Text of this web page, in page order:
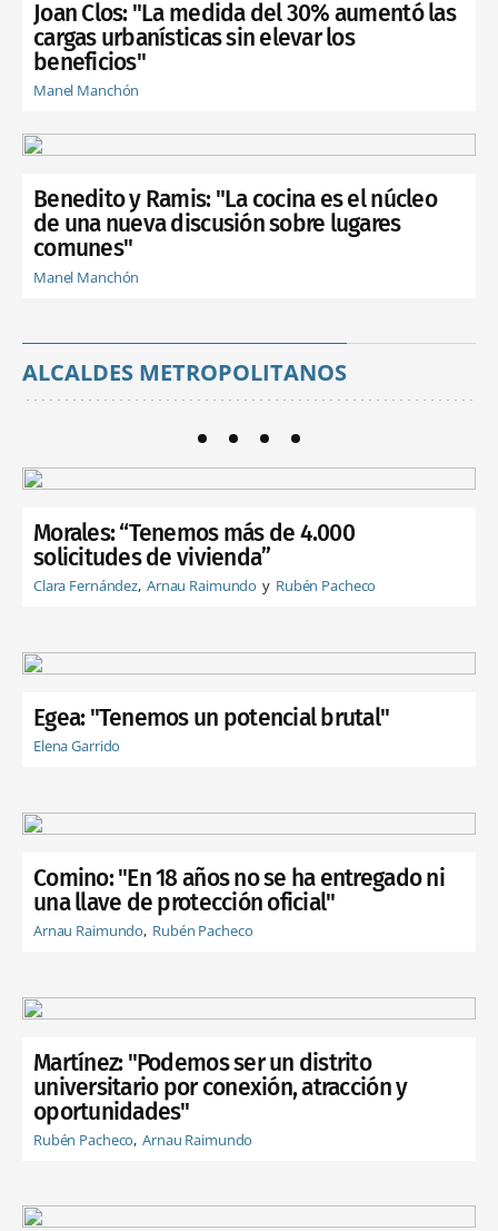
Joan Clos: "La medida del 30% aumentó las
cargas urbanísticas sin elevar los
beneficios"
Manel Manchón
Benedito y Ramis: "La cocina es el núcleo
de una nueva discusión sobre lugares
comunes"
Manel Manchón
ALCALDES METROPOLITANOS
Morales: “Tenemos más de 4.000
solicitudes de vivienda”
Clara Fernández Arnau Raimundo Rubén Pacheco
Egea: "Tenemos un potencial brutal"
Elena Garrido
Comino: "En 18 años no se ha entregado ni
una llave de protección oficial"
Arnau Raimundo Rubén Pacheco
Martínez: "Podemos ser un distrito
universitario por conexión, atracción y
oportunidades"
Rubén Pacheco Arnau Raimundo